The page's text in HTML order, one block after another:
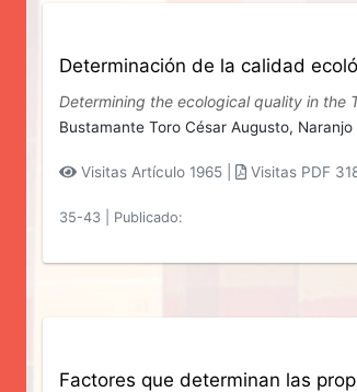
Determinación de la calidad
Determining the ecological quality in the
Bustamante Toro César Augusto,
Visitas Artículo 1965 | Visitas PDF
35-43 Publicado:
Factores que determinan las